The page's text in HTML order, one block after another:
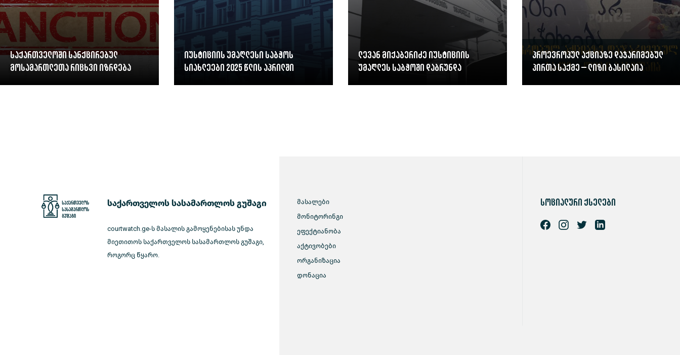
საქართველოში სანქცირებულ
მოსამართლეთა რიცხვი იზრდება
იუსტიციის უმაღლესი საბჭოს
სიახლეები 2025 წლის აპრილში
ლევან მიქაბერიძე იუსტიციის
უმაღლეს საბჭოში დაბრუნდა
პროევროპულ აქციაზე დაჯარიმებულ
პირთა საქმე – ლიზი ბასილაია
საქართველოს სასამართლოს გუშაგი
courtwatch.ge-ს მასალის გამოყენებისას უნდა
მიეთითოს საქართველოს სასამართლოს გუშაგი,
როგორც წყარო.
მასალები
მონიტორინგი
ეფექტიანობა
აქტივობები
ორგანიზაცია
დონაცია
სოციალური ქსელები